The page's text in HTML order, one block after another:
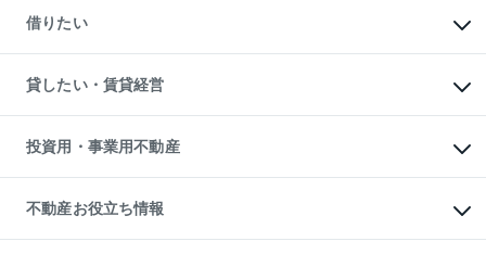
中古一戸建ての購入
不動産購入の流れ
注目キーワード物件特集
購入ガイド
English 繁体中文簡体中文
一戸建ての売却・査定
土地の売却・査定
スピードAI査定
不動産査定について
不動産売却の流れ
不動産買換えの流れ
売却ガイド
借りたい
オフィス・店舗の賃貸
借りるときの流れ
借りるガイド
貸したい・賃貸経営
マンション賃料データ
賃貸管理プラン
リロケーションについて
貸すガイド
投資用・事業用不動産
事業用不動産
マンション投資
投資用マンション
不動産お役立ち情報